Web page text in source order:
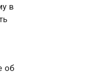
в
об